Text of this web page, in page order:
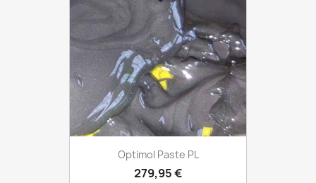
Optimol Paste PL
279,95 €